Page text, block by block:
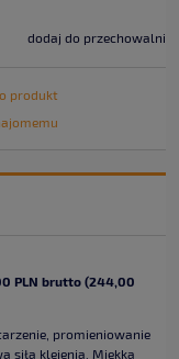
dodaj do przechowalni
produkt
PLN brutto (244,00
promieniowanie
siła klejenia. Miękka